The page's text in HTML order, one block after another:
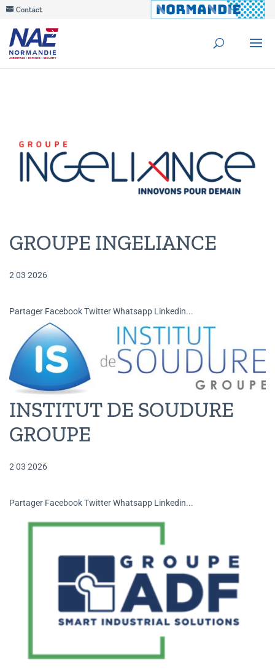
Contact
GROUPE INGELIANCE
2 03 2026
Partager Facebook Twitter Whatsapp Linkedin...
INSTITUT DE SOUDURE
GROUPE
2 03 2026
Partager Facebook Twitter Whatsapp Linkedin...